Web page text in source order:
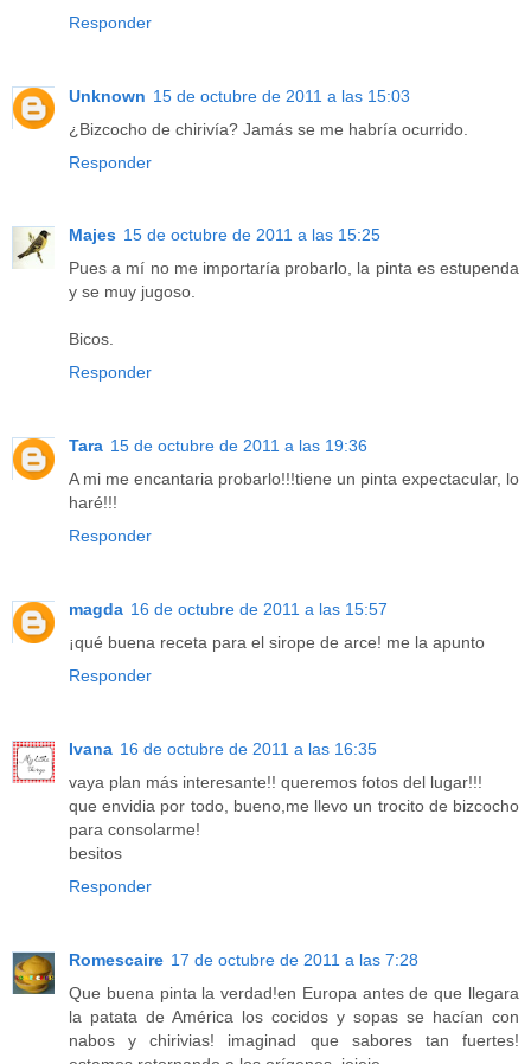
Responder
Unknown 15 de octubre de 2011 a las 15:03
¿Bizcocho de chirivía? Jamás se me habría ocurrido.
Responder
Majes 15 de octubre de 2011 a las 15:25
Pues a mí no me importaría probarlo, la pinta es estupenda
y se muy jugoso.
Bicos.
Responder
Tara 15 de octubre de 2011 a las 19:36
A mi me encantaria probarlo!!!tiene un pinta expectacular, lo
haré!!!
Responder
magda 16 de octubre de 2011 a las 15:57
¡qué buena receta para el sirope de arce! me la apunto
Responder
Ivana 16 de octubre de 2011 a las 16:35
vaya plan más interesante!! queremos fotos del lugar!!!
que envidia por todo, bueno,me llevo un trocito de bizcocho
para consolarme!
besitos
Responder
Romescaire 17 de octubre de 2011 a las 7:28
Que buena pinta la verdad!en Europa antes de que llegara
la patata de América los cocidos y sopas se hacían con
nabos y chirivias! imaginad que sabores tan fuertes!